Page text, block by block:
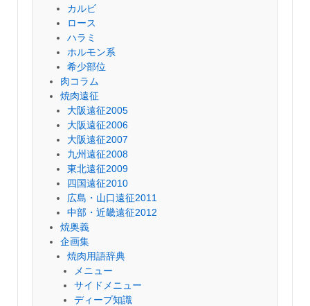
カルビ
ロース
ハラミ
ホルモン系
希少部位
肉コラム
焼肉遠征
大阪遠征2005
大阪遠征2006
大阪遠征2007
九州遠征2008
東北遠征2009
四国遠征2010
広島・山口遠征2011
中部・近畿遠征2012
焼奥義
企画集
焼肉用語辞典
メニュー
サイドメニュー
ディープ知識